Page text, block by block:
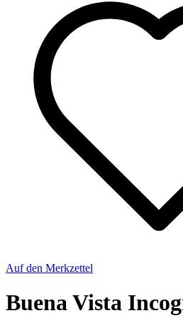
Auf den Merkzettel
Buena Vista